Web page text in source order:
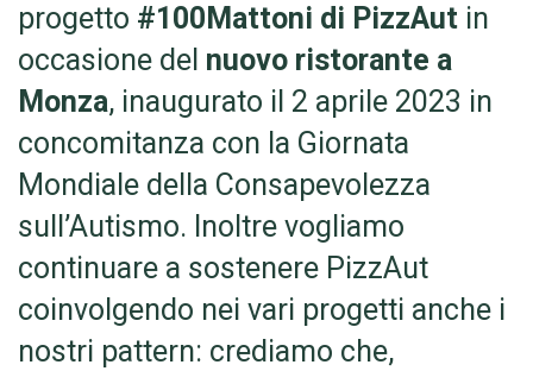
progetto #100Mattoni di PizzAut in
occasione del nuovo ristorante a
Monza, inaugurato il 2 aprile 2023 in
concomitanza con la Giornata
Mondiale della Consapevolezza
sull’Autismo. Inoltre vogliamo
continuare a sostenere PizzAut
coinvolgendo nei vari progetti anche i
nostri pattern: crediamo che,